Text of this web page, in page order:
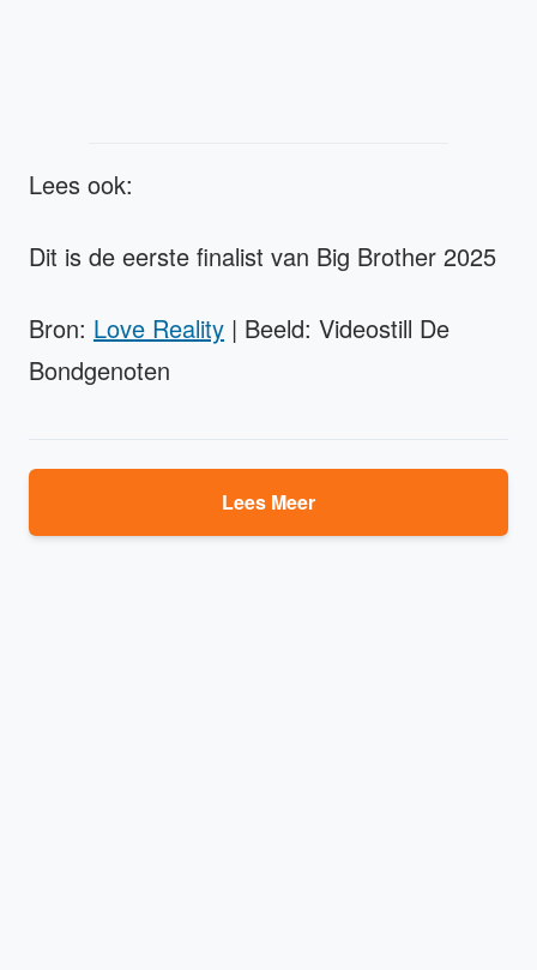
Lees ook:
Dit is de eerste finalist van Big Brother 2025
Bron: Love Reality | Beeld: Videostill De
Bondgenoten
Lees Meer